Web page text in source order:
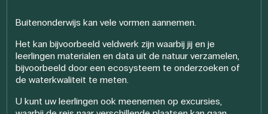
Buitenonderwijs kan vele vormen aannemen.
Het kan bijvoorbeeld veldwerk zijn waarbij jij en je
leerlingen materialen en data uit de natuur verzamelen,
bijvoorbeeld door een ecosysteem te onderzoeken of
de waterkwaliteit te meten.
U kunt uw leerlingen ook meenemen op excursies,